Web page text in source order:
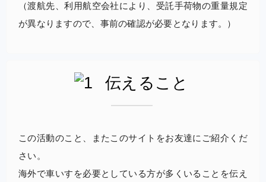
（渡航先、利用航空会社により、受託手荷物の重量規定
が異なりますので、事前の確認が必要となります。）
伝えること
この活動のこと、またこのサイトをお友達にご紹介くだ
さい。
海外で車いすを必要としている方が多くいることを伝え